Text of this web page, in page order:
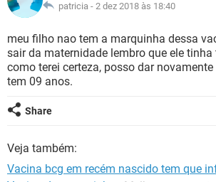
SEXUALIDADE
patricia - 2 dez 2018 às 18:40
meu filho nao tem a marquinha dessa
sair da maternidade lembro que ele tinha
como terei certeza, posso dar novamente
tem 09 anos.
Share
Veja também:
Vacina bcg em recém nascido tem que